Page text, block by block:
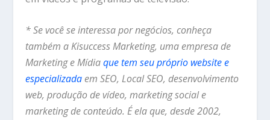
* Se você se interessa por negócios, conheça
também a Kisuccess Marketing, uma empresa de
Marketing e Mídiaque tem seu próprio website e
especializada em SEO, Local SEO, desenvolvimento
web, produção de vídeo, marketing social e
marketing de conteúdo. É ela que, desde 2002,